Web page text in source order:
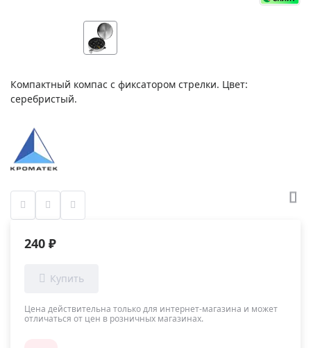
Компактный компас с фиксатором стрелки. Цвет:
серебристый.
240 ₽
Цена действительна только для интернет-магазина и может
отличаться от цен в розничных магазинах.